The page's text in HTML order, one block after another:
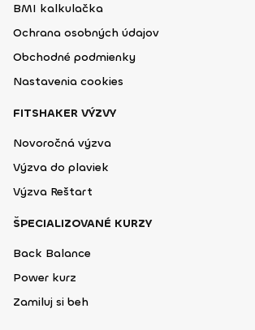
BMI kalkulačka
Ochrana osobných údajov
Obchodné podmienky
Nastavenia cookies
FITSHAKER VÝZVY
Novoročná výzva
Výzva do plaviek
Výzva Reštart
ŠPECIALIZOVANÉ KURZY
Back Balance
Power kurz
Zamiluj si beh